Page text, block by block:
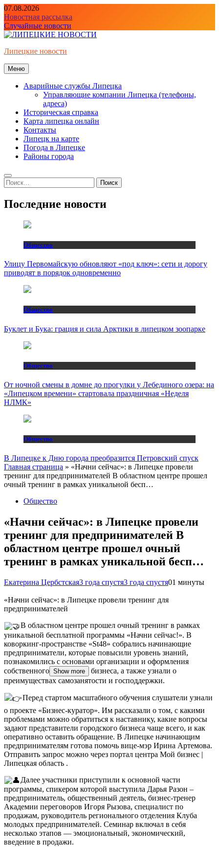
Перейти
к
содержимому
07.08.2026
Новостная рассылка
Случайные новости
Липецкие новости
Меню
Аварийные службы Липецка
Управляющие компании Липецка (телефоны,
адреса)
Историческая справка
Карта липецка онлайн
Контакты
Липецк на карте
Погода в Липецке
Районы города
Найти:
Последние новости
Общество
Улицу Первомайскую обновляют «под ключ»: сети и дорогу
приводят в порядок одновременно
Общество
Буклет и Бука: грация и сила Арктики в липецком зоопарке
Общество
От ночной смены в домне до прогулки у Лебединого озера: на
«Липецком времени» стартовала праздничная «Неделя
НЛМК»
Общество
В Липецке к Дню города преобразится Петровский спуск
Главная страница » «Начни сейчас»: в Липецке провели
тренинг для предпринимателей В областном центре прошел
очный тренинг в рамках уникальной бесп…
Общество
«Начни сейчас»: в Липецке провели
тренинг для предпринимателей В
областном центре прошел очный
тренинг в рамках уникальной бесп…
Екатерина Цербстская3 года спустя3 года спустя01 минуты
«Начни сейчас»: в Липецке провели тренинг для
предпринимателей
В областном центре прошел очный тренинг в рамках
уникальной бесплатной программы «Начни сейчас!». В
коворкинг-пространстве «St48» собрались начинающие
предприниматели, которые повысили уровень знаний,
познакомились с основами организации и оформления
собственного Show more
бизнеса, а также узнали о
преимуществах самозанятости и господдержки.
Перед стартом масштабного обучения слушатели узнали
о проекте «Бизнес-куратор». Им рассказали о том, с какими
проблемами можно обратиться к наставнику, какие вопросы
задают представители городского бизнеса чаще всего, и как
оперативно оставить обращение. В Липецке начинающим
предпринимателям готова помочь вице-мэр Ирина Артемова.
Отправить запрос можно через портал центра Мой бизнес |
Липецкая область .
Далее участники приступили к основной части
программы, спикером которой выступила Дарья Разон –
предприниматель, общественный деятель, бизнес-тренер
Академии переговоров Игоря Рызова, специалист по
продажам, руководитель регионального отделения Клуба
молодых предпринимателей. Семинар включал в себя
несколько этапов — эмоциональный, экономический,
введение в продажи.